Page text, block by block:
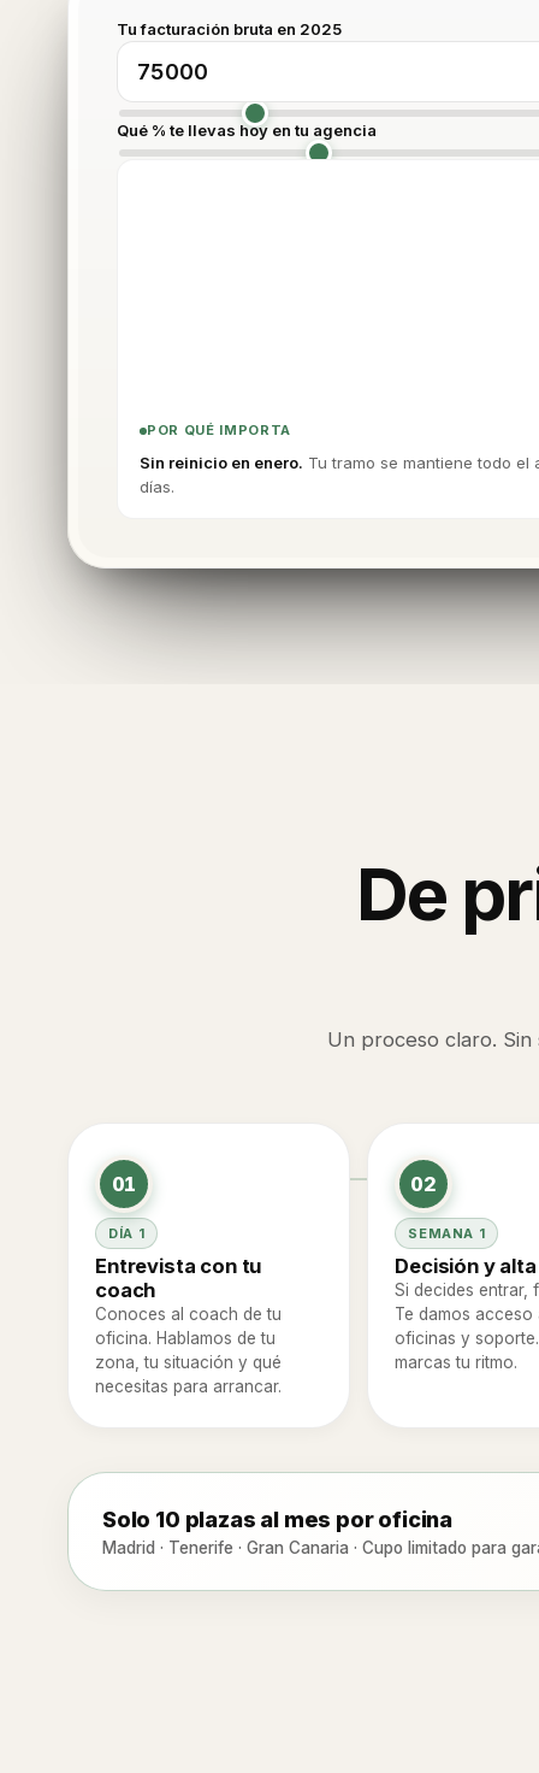
Tu facturación bruta en 2025
Qué % te llevas hoy en tu agencia
POR QUÉ IMPORTA
Sin reinicio en enero. Tu tramo se mantiene todo el
días.
De
Un proceso claro. Sin
01
DÍA 1
Entrevista con tu
coach
Conoces al coach de tu
oficina. Hablamos de tu
zona, tu situación y qué
necesitas para arrancar.
02
SEMANA 1
Decisión y alta
Si decides entrar,
Te damos acceso
oficinas y
marcas tu ritmo.
Solo 10 plazas al mes por oficina
Madrid · Tenerife · Gran Canaria · Cupo limitado para